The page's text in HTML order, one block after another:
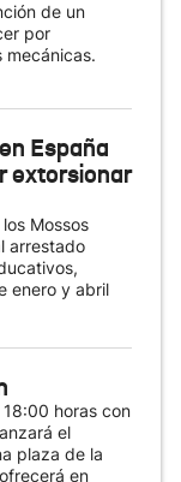
de un
por
mecánicas.
España
extorsionar
Mossos
arrestado
enero y abril
horas con
el
plaza de la
en